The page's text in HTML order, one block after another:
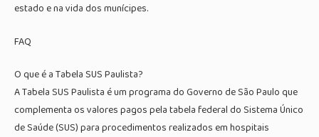
estado e na vida dos munícipes.
FAQ
O que é a Tabela SUS Paulista?
A Tabela SUS Paulista é um programa do Governo de São Paulo que
complementa os valores pagos pela tabela federal do Sistema Único
de Saúde (SUS) para procedimentos realizados em hospitais